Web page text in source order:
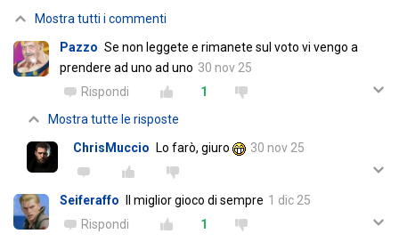
Mostra tutti i commenti
Pazzo Se non leggete e rimanete sul voto vi vengo a
prendere ad uno ad uno 30 nov 25
Rispondi
1
Mostra tutte le risposte
ChrisMuccio
Lo farò, giuro 30 nov 25
Seiferaffo Il miglior gioco di sempre 1 dic 25
Rispondi
1